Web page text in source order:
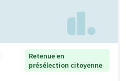
Retenue en
présélection citoyenne